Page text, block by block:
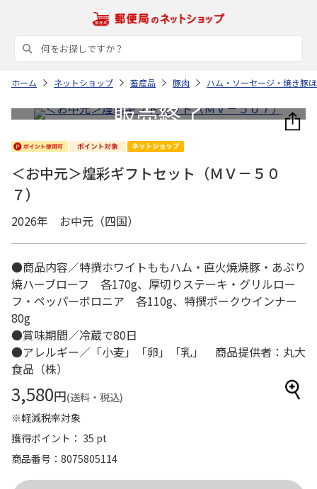
ホーム ネットショップ 畜産品 豚肉 ハム・ソーセージ・焼き豚
＜お中元＞煌彩ギフトセット（ＭＶ－５０
７）
2026年 お中元（四国）
●商品内容／特撰ホワイトももハム・直火焼焼豚・あぶり
焼ハーブローフ 各170g、厚切りステーキ・グリルロー
フ・ペッパーボロニア 各110g、特撰ポークウインナー
80g
●賞味期間／冷蔵で80日
●アレルギー／「小麦」「卵」「乳」 商品提供者：丸大
食品（株）
3,580円(送料・税込)
※軽減税率対象
獲得ポイント： 35 pt
商品番号
8075805114